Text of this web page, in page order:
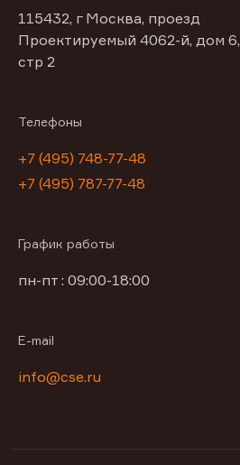
115432, г Москва, проезд
Проектируемый 4062-й, дом 6,
стр 2
Телефоны
+7 (495) 748-77-48
+7 (495) 787-77-48
График работы
пн-пт : 09:00-18:00
E-mail
info@cse.ru